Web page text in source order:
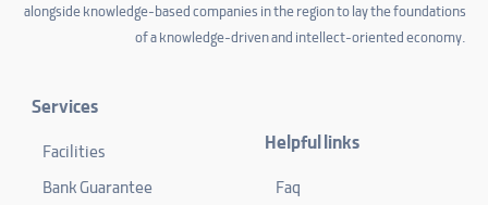
alongside knowledge-based companies in the region to lay the foundations
of a knowledge-driven and intellect-oriented economy.
Services
Facilities
Bank Guarantee
Helpful links
Faq